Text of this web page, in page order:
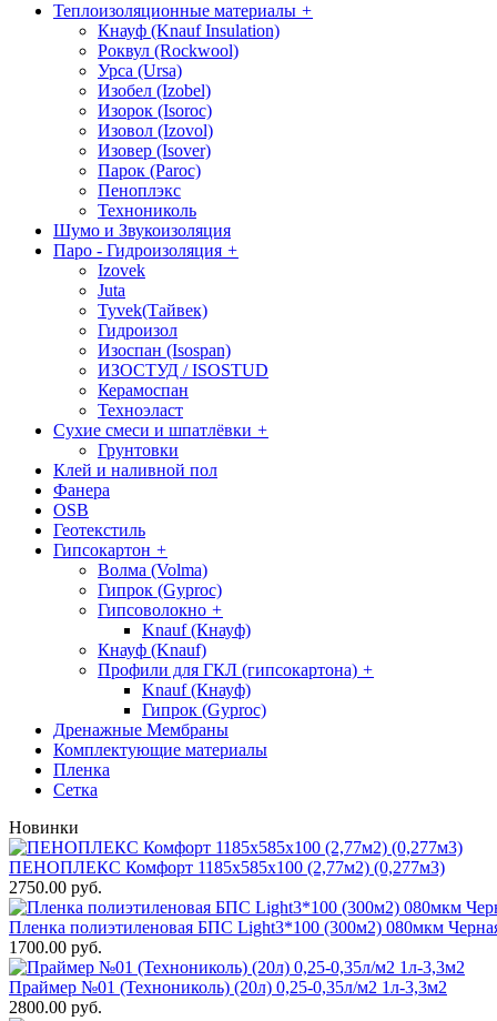
Теплоизоляционные материалы +
Кнауф (Knauf Insulation)
Роквул (Rockwool)
Урса (Ursa)
Изобел (Izobel)
Изорок (Isoroc)
Изовол (Izovol)
Изовер (Isover)
Парок (Paroс)
Пеноплэкс
Технониколь
Шумо и Звукоизоляция
Паро - Гидроизоляция +
Izovek
Juta
Tyvek(Тайвек)
Гидроизол
Изоспан (Isospan)
ИЗОСТУД / ISOSTUD
Керамоспан
Техноэласт
Сухие смеси и шпатлёвки +
Грунтовки
Клей и наливной пол
Фанера
OSB
Геотекстиль
Гипсокартон +
Волма (Volma)
Гипрок (Gyproc)
Гипсоволокно +
Knauf (Кнауф)
Кнауф (Knauf)
Профили для ГКЛ (гипсокартона) +
Knauf (Кнауф)
Гипрок (Gyproc)
Дренажные Мембраны
Комплектующие материалы
Пленка
Сетка
Новинки
ПЕНОПЛЕКС Комфорт 1185х585х100 (2,77м2) (0,277м3)
2750.00 руб.
Пленка полиэтиленовая БПС Light3*100 (300м2) 080мкм
1700.00 руб.
Праймер №01 (Технониколь) (20л) 0,25-0,35л/м2 1л-3,3м2
2800.00 руб.